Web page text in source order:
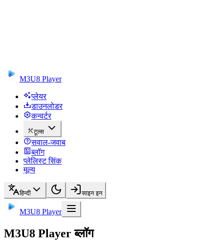
M3U8 Player
प्लेयर
डाउनलोडर
कन्वर्टर
टूल्स
सवाल-जवाब
ब्लॉग
प्लेलिस्ट सिंक
मूल्य
हिन्दी साइन इन
M3U8 Player
M3U8 Player ब्लॉग